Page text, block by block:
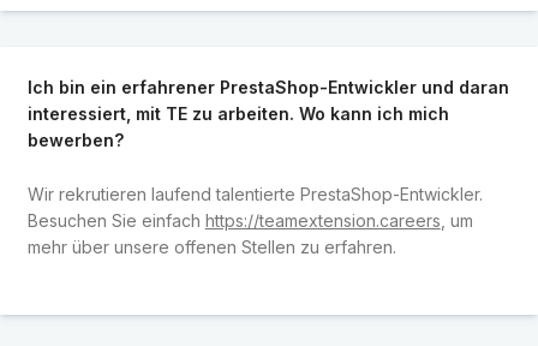
Ich bin ein erfahrener PrestaShop-Entwickler und daran
interessiert, mit TE zu arbeiten. Wo kann ich mich
bewerben?
Wir rekrutieren laufend talentierte PrestaShop-Entwickler.
Besuchen Sie einfach https://teamextension.careers , um
mehr über unsere offenen Stellen zu erfahren.